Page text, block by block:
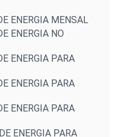
ENERGIA MENSAL
ENERGIA NO
ENERGIA PARA
ENERGIA PARA
ENERGIA PARA
ENERGIA PARA